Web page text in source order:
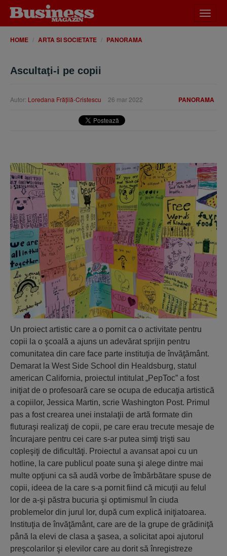
meniu
HOME ARTA SI SOCIETATE PANORAMA
Ascultaţi-i pe copii
PANORAMA
Autor: Loredana Frăţilă-Cristescu 26 mar 2022
Un proiect artistic care a o pornit ca o activitate pentru
copii la o şcoală a ajuns un adevărat sprijin pentru
comunitatea din care face parte instituţia de învăţământ.
Demarat la West Side School din Healdsburg, statul
american California, proiectul intitulat „PepToc” a fost
iniţiat de o profesoară care se ocupa de educaţia artistică
a copiilor, Jessica Martin, scrie Washington Post. Primul
pas a fost crearea unei instalaţii de artă formate din
fluturaşi realizaţi de copii, pe care erau trecute mesaje de
încurajare pentru cei care s-ar putea simţi trişti sau
copleşiţi de dificultăţi. Proiectul a avansat apoi cu un
hotline, la care publicul poate suna şi alege dintre mai
multe opţiuni ca să audă vorbe de îmbărbătare spuse de
copii, ideea de la care s-a pornit fiind că micuţii au felul
lor de a-şi păstra bucuria şi optimismul în ciuda
problemelor din jurul lor, după cum explică iniţiatoarea.
Instituţia de învăţământ, care are de la grupe de grădiniţă
până la elevi de clasa a şasea, a solicitat apoi ajutorul
preşcolarilor şi elevilor care au dorit să înregistreze